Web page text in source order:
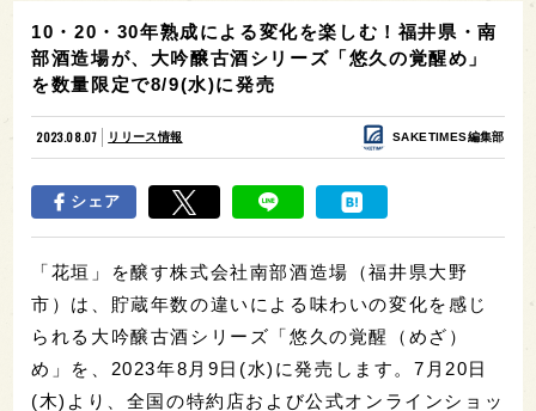
10・20・30年熟成による変化を楽しむ！福井県・南
部酒造場が、大吟醸古酒シリーズ「悠久の覚醒め」
を数量限定で8/9(水)に発売
2023.08.07 リリース情報 SAKETIMES編集部
シェア
「花垣」を醸す株式会社南部酒造場（福井県大野
市）は、貯蔵年数の違いによる味わいの変化を感じ
られる大吟醸古酒シリーズ「悠久の覚醒（めざ）
め」を、2023年8月9日(水)に発売します。7月20日
(木)より、全国の特約店および公式オンラインショッ